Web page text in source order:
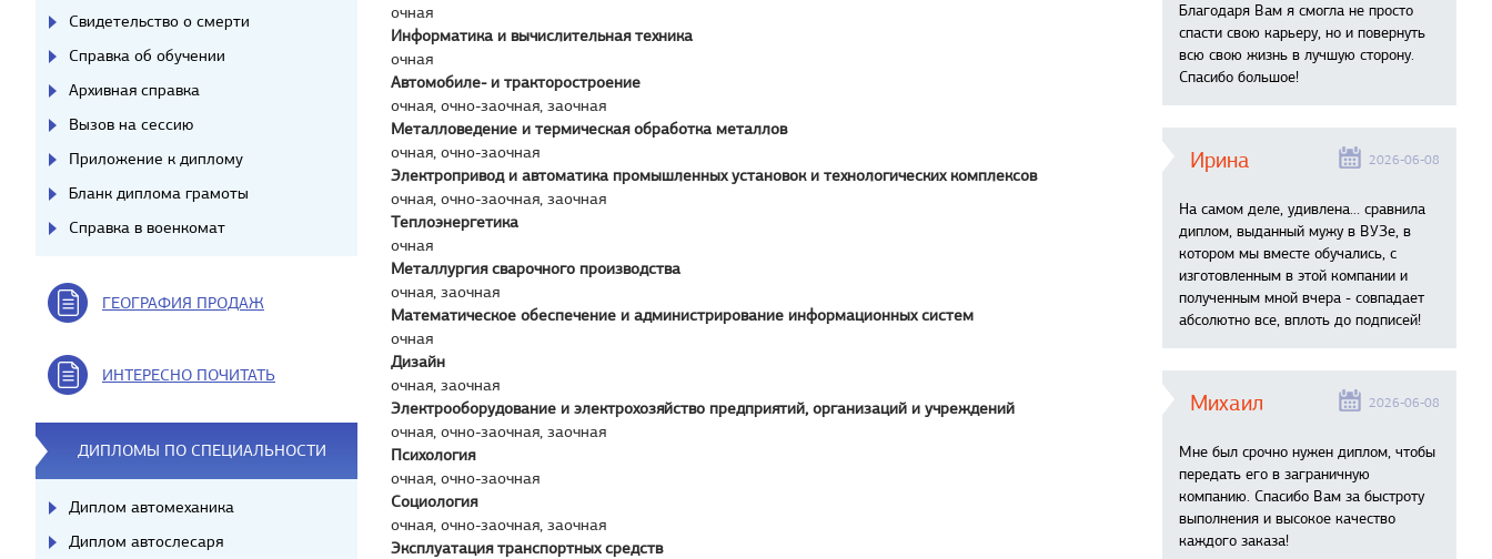
очная
Информатика и вычислительная техника
очная
Автомобиле- и тракторостроение
очная, очно-заочная, заочная
Металловедение и термическая обработка металлов
очная, очно-заочная
Электропривод и автоматика промышленных установок и технологических комплексов
очная, очно-заочная, заочная
Теплоэнергетика
очная
Металлургия сварочного производства
очная, заочная
Математическое обеспечение и администрирование информационных систем
очная
Дизайн
очная, заочная
Электрооборудование и электрохозяйство предприятий, организаций и учреждений
очная, очно-заочная, заочная
Психология
очная, очно-заочная
Социология
очная, очно-заочная, заочная
Эксплуатация транспортных средств
Свидетельство о смерти
Справка об обучении
Архивная справка
Вызов на сессию
Приложение к диплому
Бланк диплома грамоты
Справка в военкомат
ГЕОГРАФИЯ ПРОДАЖ
ИНТЕРЕСНО ПОЧИТАТЬ
ДИПЛОМЫ ПО СПЕЦИАЛЬНОСТИ
Диплом автомеханика
Диплом автослесаря
Благодаря Вам я смогла не просто
спасти свою карьеру, но и повернуть
всю свою жизнь в лучшую сторону.
Спасибо большое!
Ирина 2026-06-08
На самом деле, удивлена… сравнила
диплом, выданный мужу в ВУЗе, в
котором мы вместе обучались, с
изготовленным в этой компании и
полученным мной вчера - совпадает
абсолютно все, вплоть до подписей!
Михаил 2026-06-08
Мне был срочно нужен диплом, чтобы
передать его в заграничную
компанию. Спасибо Вам за быстроту
выполнения и высокое качество
каждого заказа!